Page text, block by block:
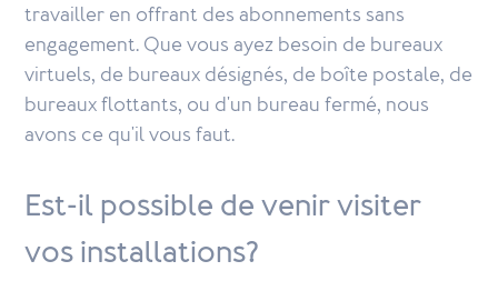
travailler en offrant des abonnements sans
engagement. Que vous ayez besoin de bureaux
virtuels, de bureaux désignés, de boîte postale, de
bureaux flottants, ou d'un bureau fermé, nous
avons ce qu'il vous faut.
Est-il possible de venir visiter
vos installations?